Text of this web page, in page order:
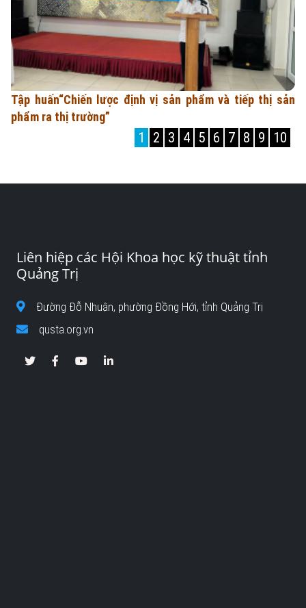
Tập huấn“Chiến lược định vị sản phẩm và tiếp thị sản
phẩm ra thị trường”
1 2 3 4 5 6 7 8 9 10
Liên hiệp các Hội Khoa học kỹ thuật tỉnh
Quảng Trị
Đường Đỗ Nhuận, phường Đồng Hới, tỉnh Quảng Trị
qusta.org.vn